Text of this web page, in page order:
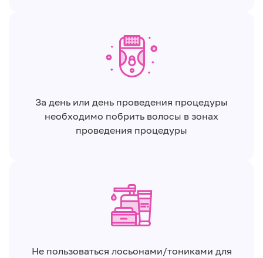
За день или день проведения процедуры
необходимо побрить волосы в зонах
проведения процедуры
Не пользоваться лосьонами/тониками для